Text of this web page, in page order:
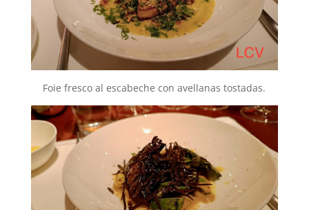
Foie fresco al escabeche con avellanas tostadas.